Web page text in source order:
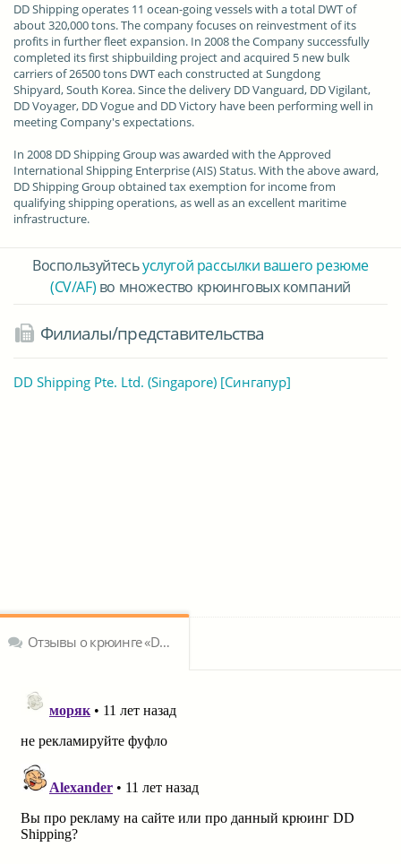
DD Shipping operates 11 ocean-going vessels with atotal DWT of
about 320,000tons. The company focuses on reinvestment of its
profits in further fleet expansion. In 2008 the Company successfully
completed its first shipbuilding project and acquired 5 new bulk
carriersof 26500 tons DWT each constructed at Sungdong
Shipyard,South Korea. Since the delivery DD Vanguard, DD Vigilant,
DD Voyager, DD Vogue and DD Victory have been performing well in
meeting Company's expectations.
In 2008 DD Shipping Group was awarded with the Approved
International Shipping Enterprise (AIS) Status. With the above award,
DD Shipping Group obtained tax exemption for income from
qualifying shipping operations, as well as an excellent maritime
infrastructure.
Воспользуйтесьуслугой рассылки вашего резюме
(CV/AF) во множество крюинговых компаний
Филиалы/представительства
DD Shipping Pte. Ltd. (Singapore) [Сингапур]
Отзывы о крюинге «DD Shipping Ltd., S.A. (Panama)»